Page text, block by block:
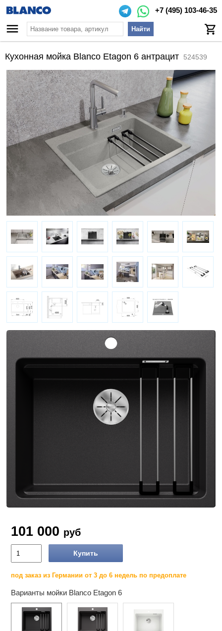
+7 (495) 103-46-35
Найти
Кухонная мойка Blanco Etagon 6 антрацит 524539
101 000 руб
Купить
под заказ из Германии от 3 до 6 недель по предоплате
Варианты мойки Blanco Etagon 6